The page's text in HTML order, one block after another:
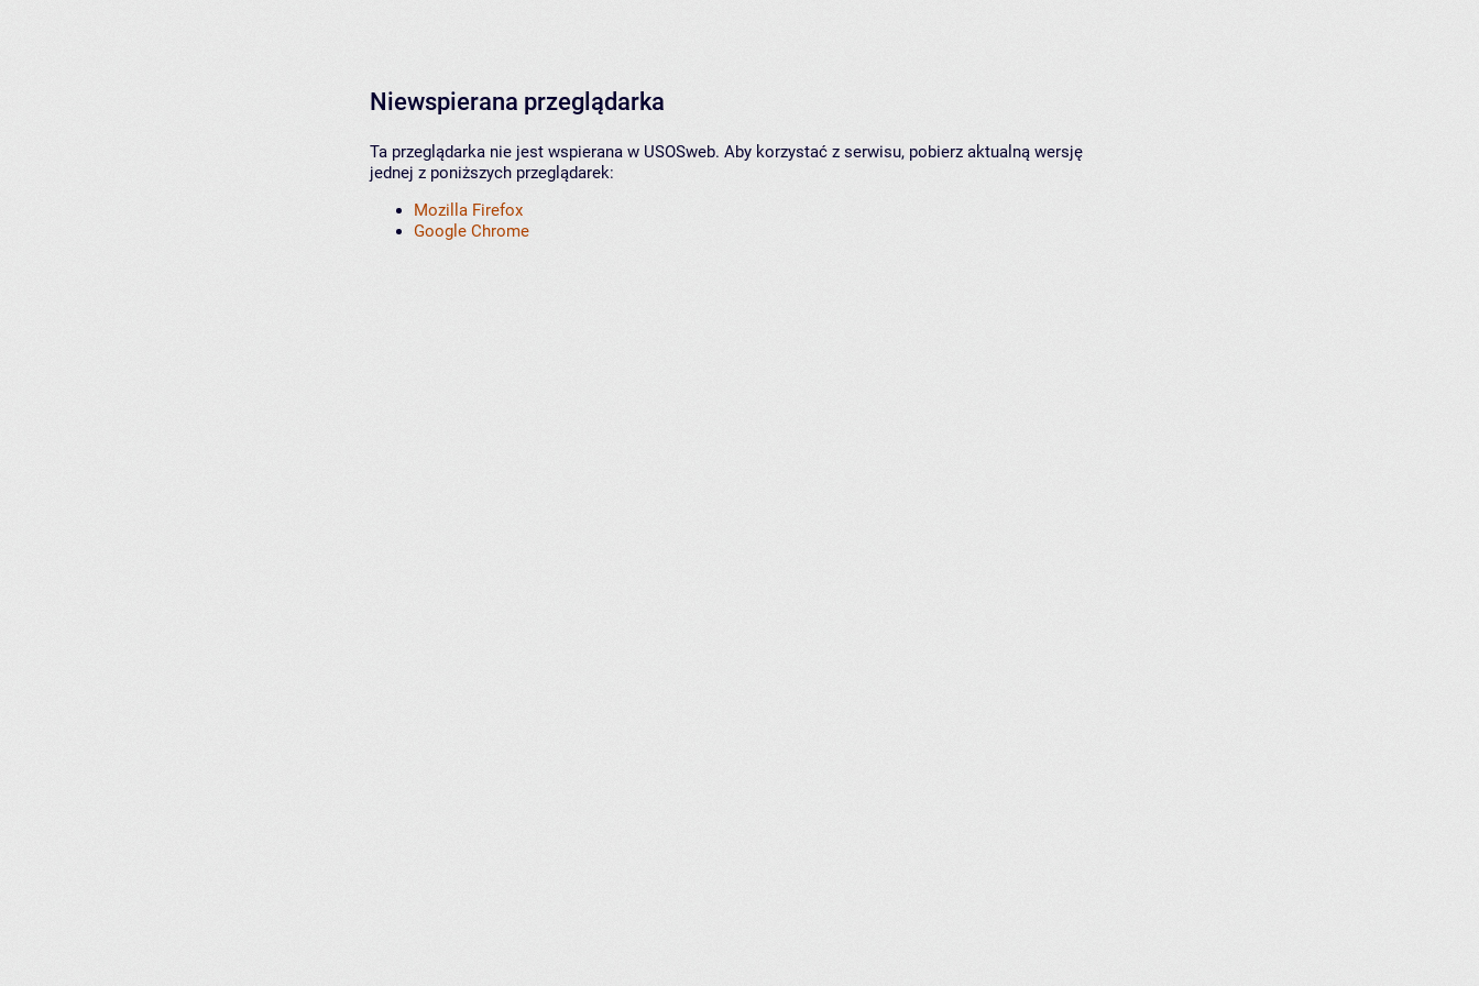
Niewspierana przeglądarka
Ta przeglądarka nie jest wspierana w USOSweb. Aby korzystać z serwisu, pobierz aktualną wersję
jednej z poniższych przeglądarek:
Mozilla Firefox
Google Chrome